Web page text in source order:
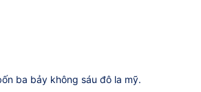
ba bảy không sáu đô la mỹ.